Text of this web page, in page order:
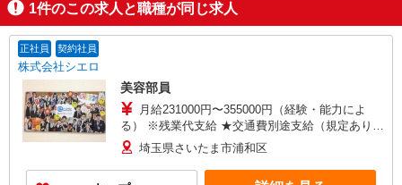
1件のこの求人と職種が同じ求人
正社員 契約社員
株式会社シエロ
美容部員
月給231000円〜355000円（経験・能力によ
る） ※残業代支給 ★交通費別途支給（規定あり）
゜+゜・。○。・゜+゜・。○。・゜+゜ 入社祝い金
10万円支給(規定有) お友達を紹介頂くと, インセン
ティブ支給(規定有) ゜・。○。・゜+゜・。
埼玉県さいたま市浦和区